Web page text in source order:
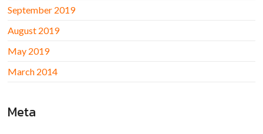
September 2019
August 2019
May 2019
March 2014
Meta